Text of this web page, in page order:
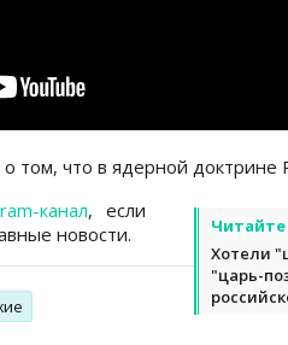
о том, что в ядерной доктрине
Хотели
"царь-
канал, если
новости.